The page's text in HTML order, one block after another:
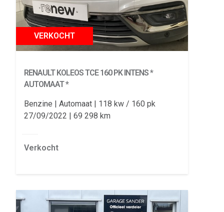
VERKOCHT
RENAULT KOLEOSTCE 160 PK INTENS *
AUTOMAAT *
Benzine Automaat
118 kw / 160 pk
27/09/2022
69 298 km
Verkocht